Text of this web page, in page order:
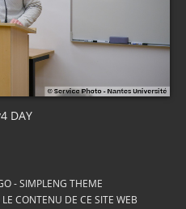
DAY
-SIMPLENG THEME
CONTENU DE CE SITE WEB